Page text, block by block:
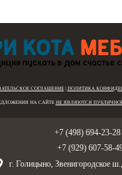
СОГЛАШЕНИЕ| ПОЛИТИКА
НА САЙТЕ НЕ ЯВЛЯЮТСЯ
+7 (498) 694-23-28
+7 (929) 607-58-
г. Голицыно, Звенигородское